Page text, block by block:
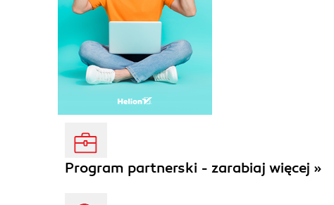
Program partnerski - zarabiaj więcej »